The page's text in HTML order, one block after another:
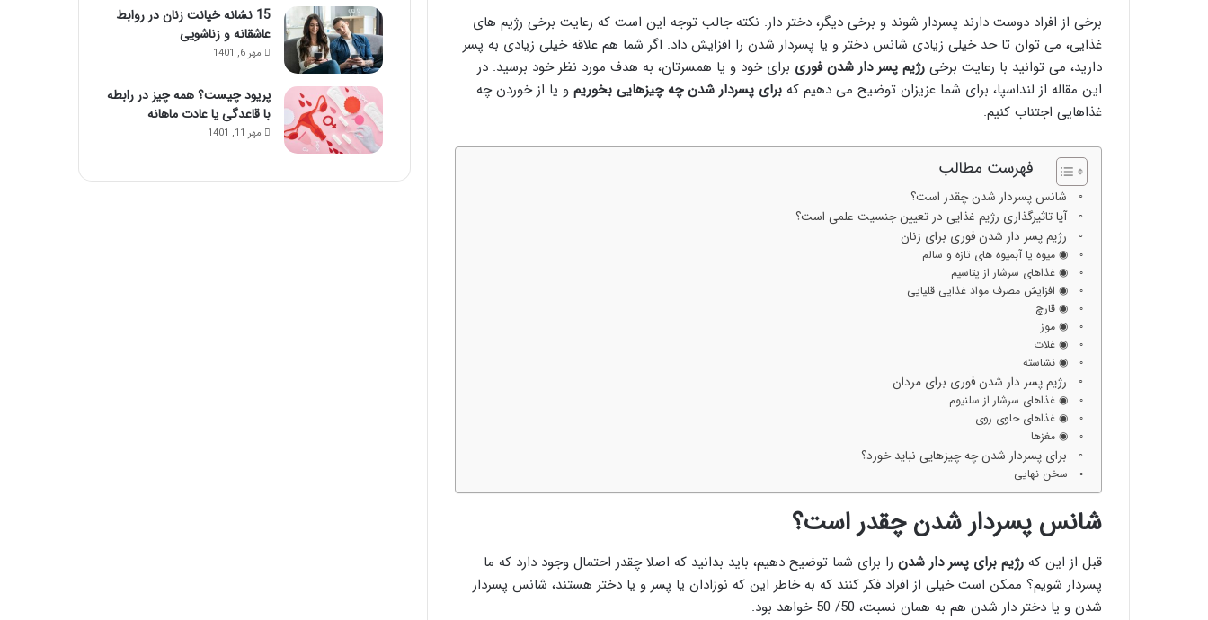
برخی از افراد دوست دارند پسردار شوند و برخی دیگر، دختر دار. نکته جالب توجه این است که رعایت برخی رژیم های
غذایی، می توان تا حد خیلی زیادی شانس دختر و یا پسردار شدن را افزایش داد. اگر شما هم علاقه خیلی زیادی به پسر
دارید، می توانید با رعایت برخی رژیم پسر دار شدن فوری برای خود و یا همسرتان، به هدف مورد نظر خود برسید. در
این مقاله از لنداسپا، برای شما عزیزان توضیح می دهیم که برای پسردار شدن چه چیزهایی بخوریم و یا از خوردن چه
غذاهایی اجتناب کنیم.
فهرست مطالب
شانس پسردار شدن چقدر است؟
آیا تاثیرگذاری رژیم غذایی در تعیین جنسیت علمی است؟
رژیم پسر دار شدن فوری برای زنان
◉ میوه یا آبمیوه های تازه و سالم
◉ غذاهای سرشار از پتاسیم
◉ افزایش مصرف مواد غذایی قلیایی
◉ قارچ
◉ موز
◉ غلات
◉ نشاسته
رژیم پسر دار شدن فوری برای مردان
◉ غذاهای سرشار از سلنیوم
◉ غذاهای حاوی روی
◉ مغزها
برای پسردار شدن چه چیزهایی نباید خورد؟
سخن نهایی
شانس پسردار شدن چقدر است؟
قبل از این که رژیم برای پسر دار شدن را برای شما توضیح دهیم، باید بدانید که اصلا چقدر احتمال وجود دارد که ما
پسردار شویم؟ ممکن است خیلی از افراد فکر کنند که به خاطر این که نوزادان یا پسر و یا دختر هستند، شانس پسردار
شدن و یا دختر دار شدن هم به همان نسبت، 50/ 50 خواهد بود.
15 نشانه خیانت زنان در روابط
عاشقانه و زناشویی
مهر 6, 1401
پریود چیست؟ همه چیز در رابطه
با قاعدگی یا عادت ماهانه
مهر 11, 1401